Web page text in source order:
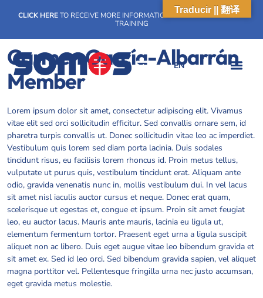
CLICK HERE TO RECEIVE MORE INFORMATION ON OUR WEEKLY SCN
TRAINING
EN
Carmen García-Albarrán
Member
Lorem ipsum dolor sit amet, consectetur adipiscing elit. Vivamus
vitae elit sed orci sollicitudin efficitur. Sed convallis ornare sem, id
pharetra turpis convallis ut. Donec sollicitudin vitae leo ac imperdiet.
Vestibulum quis lorem sed diam porta lacinia. Duis sodales
tincidunt risus, eu facilisis lorem rhoncus id. Proin metus tellus,
vulputate ut purus quis, vestibulum tincidunt erat. Aliquam ante
odio, gravida venenatis nunc in, mollis vestibulum dui. In vel lacus
sit amet nisl iaculis auctor cursus et neque. Donec erat quam,
scelerisque ut egestas et, congue et ipsum. Proin sit amet feugiat
leo, eu auctor lacus. Mauris ante mauris, lacinia eu ligula ut,
elementum fermentum tortor. Praesent eget urna a ligula suscipit
aliquet non ac libero. Duis eget augue vitae leo bibendum gravida et
sit amet ex. Sed id leo orci. Sed bibendum gravida sapien, vel aliquet
magna porttitor vel. Pellentesque fringilla urna nec justo accumsan,
eget gravida metus molestie.
Traducir || 翻译